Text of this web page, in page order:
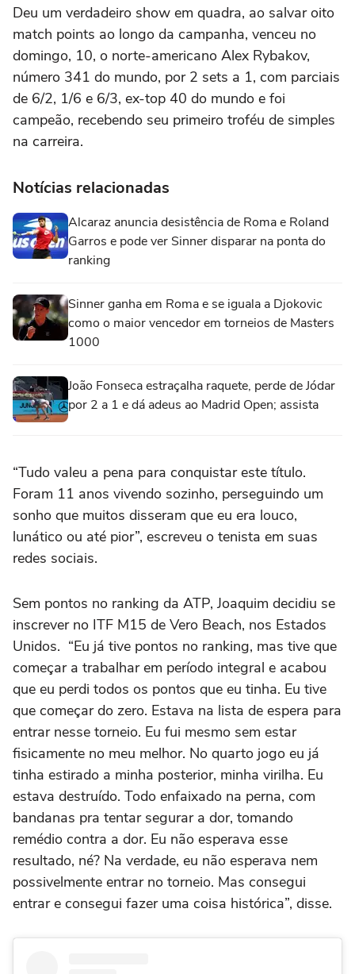
Deu um verdadeiro show em quadra, ao salvar oito
match points ao longo da campanha, venceu no
domingo, 10, o norte-americano Alex Rybakov,
número 341 do mundo, por 2 sets a 1, com parciais
de 6/2, 1/6 e 6/3, ex-top 40 do mundo e foi
campeão, recebendo seu primeiro troféu de simples
na carreira.
Notícias relacionadas
Alcaraz anuncia desistência de Roma e Roland
Garros e pode ver Sinner disparar na ponta do
ranking
Sinner ganha em Roma e se iguala a Djokovic
como o maior vencedor em torneios de Masters
1000
João Fonseca estraçalha raquete, perde de Jódar
por 2 a 1 e dá adeus ao Madrid Open; assista
“Tudo valeu a pena para conquistar este título.
Foram 11 anos vivendo sozinho, perseguindo um
sonho que muitos disseram que eu era louco,
lunático ou até pior”, escreveu o tenista em suas
redes sociais.
Sem pontos no ranking da ATP, Joaquim decidiu se
inscrever no ITF M15 de Vero Beach, nos Estados
Unidos. “Eu já tive pontos no ranking, mas tive que
começar a trabalhar em período integral e acabou
que eu perdi todos os pontos que eu tinha. Eu tive
que começar do zero. Estava na lista de espera para
entrar nesse torneio. Eu fui mesmo sem estar
fisicamente no meu melhor. No quarto jogo eu já
tinha estirado a minha posterior, minha virilha. Eu
estava destruído. Todo enfaixado na perna, com
bandanas pra tentar segurar a dor, tomando
remédio contra a dor. Eu não esperava esse
resultado, né? Na verdade, eu não esperava nem
possivelmente entrar no torneio. Mas consegui
entrar e consegui fazer uma coisa histórica”, disse.